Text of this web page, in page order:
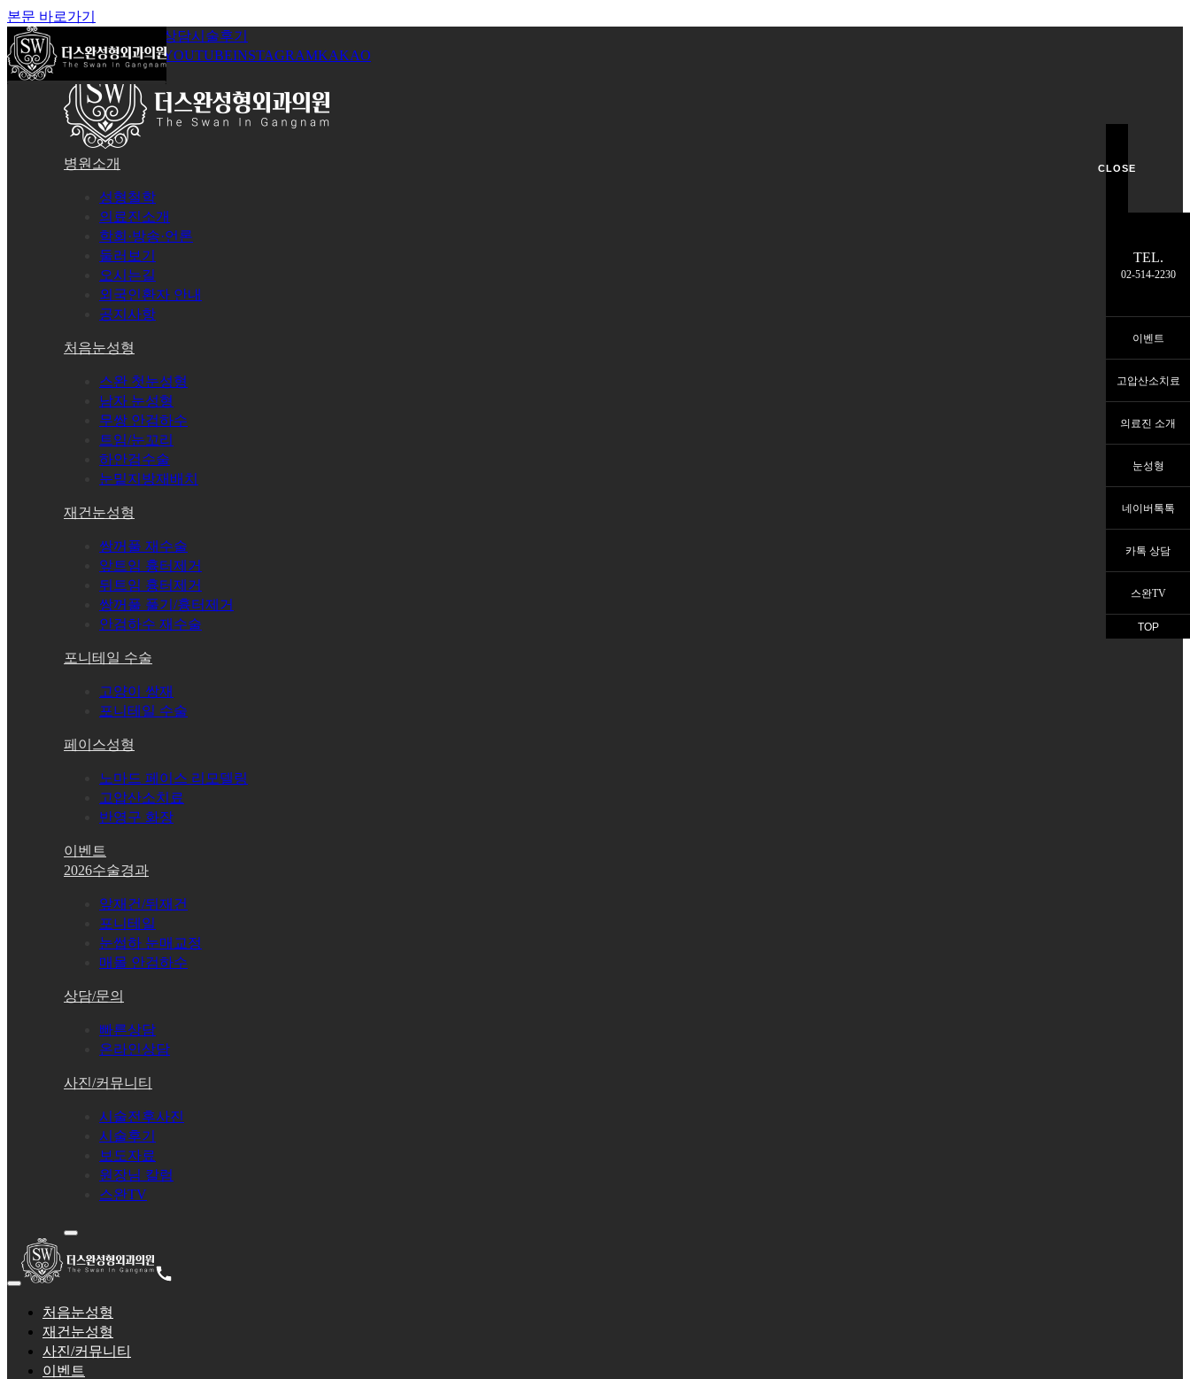
본문 바로가기
온라인상담시술후기
로그인회원가입YOUTUBEINSTAGRAMKAKAO
병원소개
성형철학
의료진소개
학회·방송·언론
둘러보기
오시는길
외국인환자 안내
공지사항
처음눈성형
스완 첫눈성형
남자 눈성형
무쌍 안검하수
트임/눈꼬리
하안검수술
눈밑지방재배치
재건눈성형
쌍꺼풀 재수술
앞트임 흉터제거
뒤트임 흉터제거
쌍꺼풀 풀기/흉터제거
안검하수 재수술
포니테일 수술
고양이 쌍재
포니테일 수술
페이스성형
노마드 페이스 리모델링
고압산소치료
반영구 화장
이벤트
2026수술경과
앞재건/뒤재건
포니테일
눈썹하 눈매교정
매몰 안검하수
상담/문의
빠른상담
온라인상담
사진/커뮤니티
시술전후사진
시술후기
보도자료
원장님 칼럼
스완TV
처음눈성형
재건눈성형
사진/커뮤니티
이벤트
CLOSE
TEL.
02-514-2230
이벤트
고압산소치료
의료진 소개
눈성형
네이버톡톡
카톡 상담
스완TV
TOP